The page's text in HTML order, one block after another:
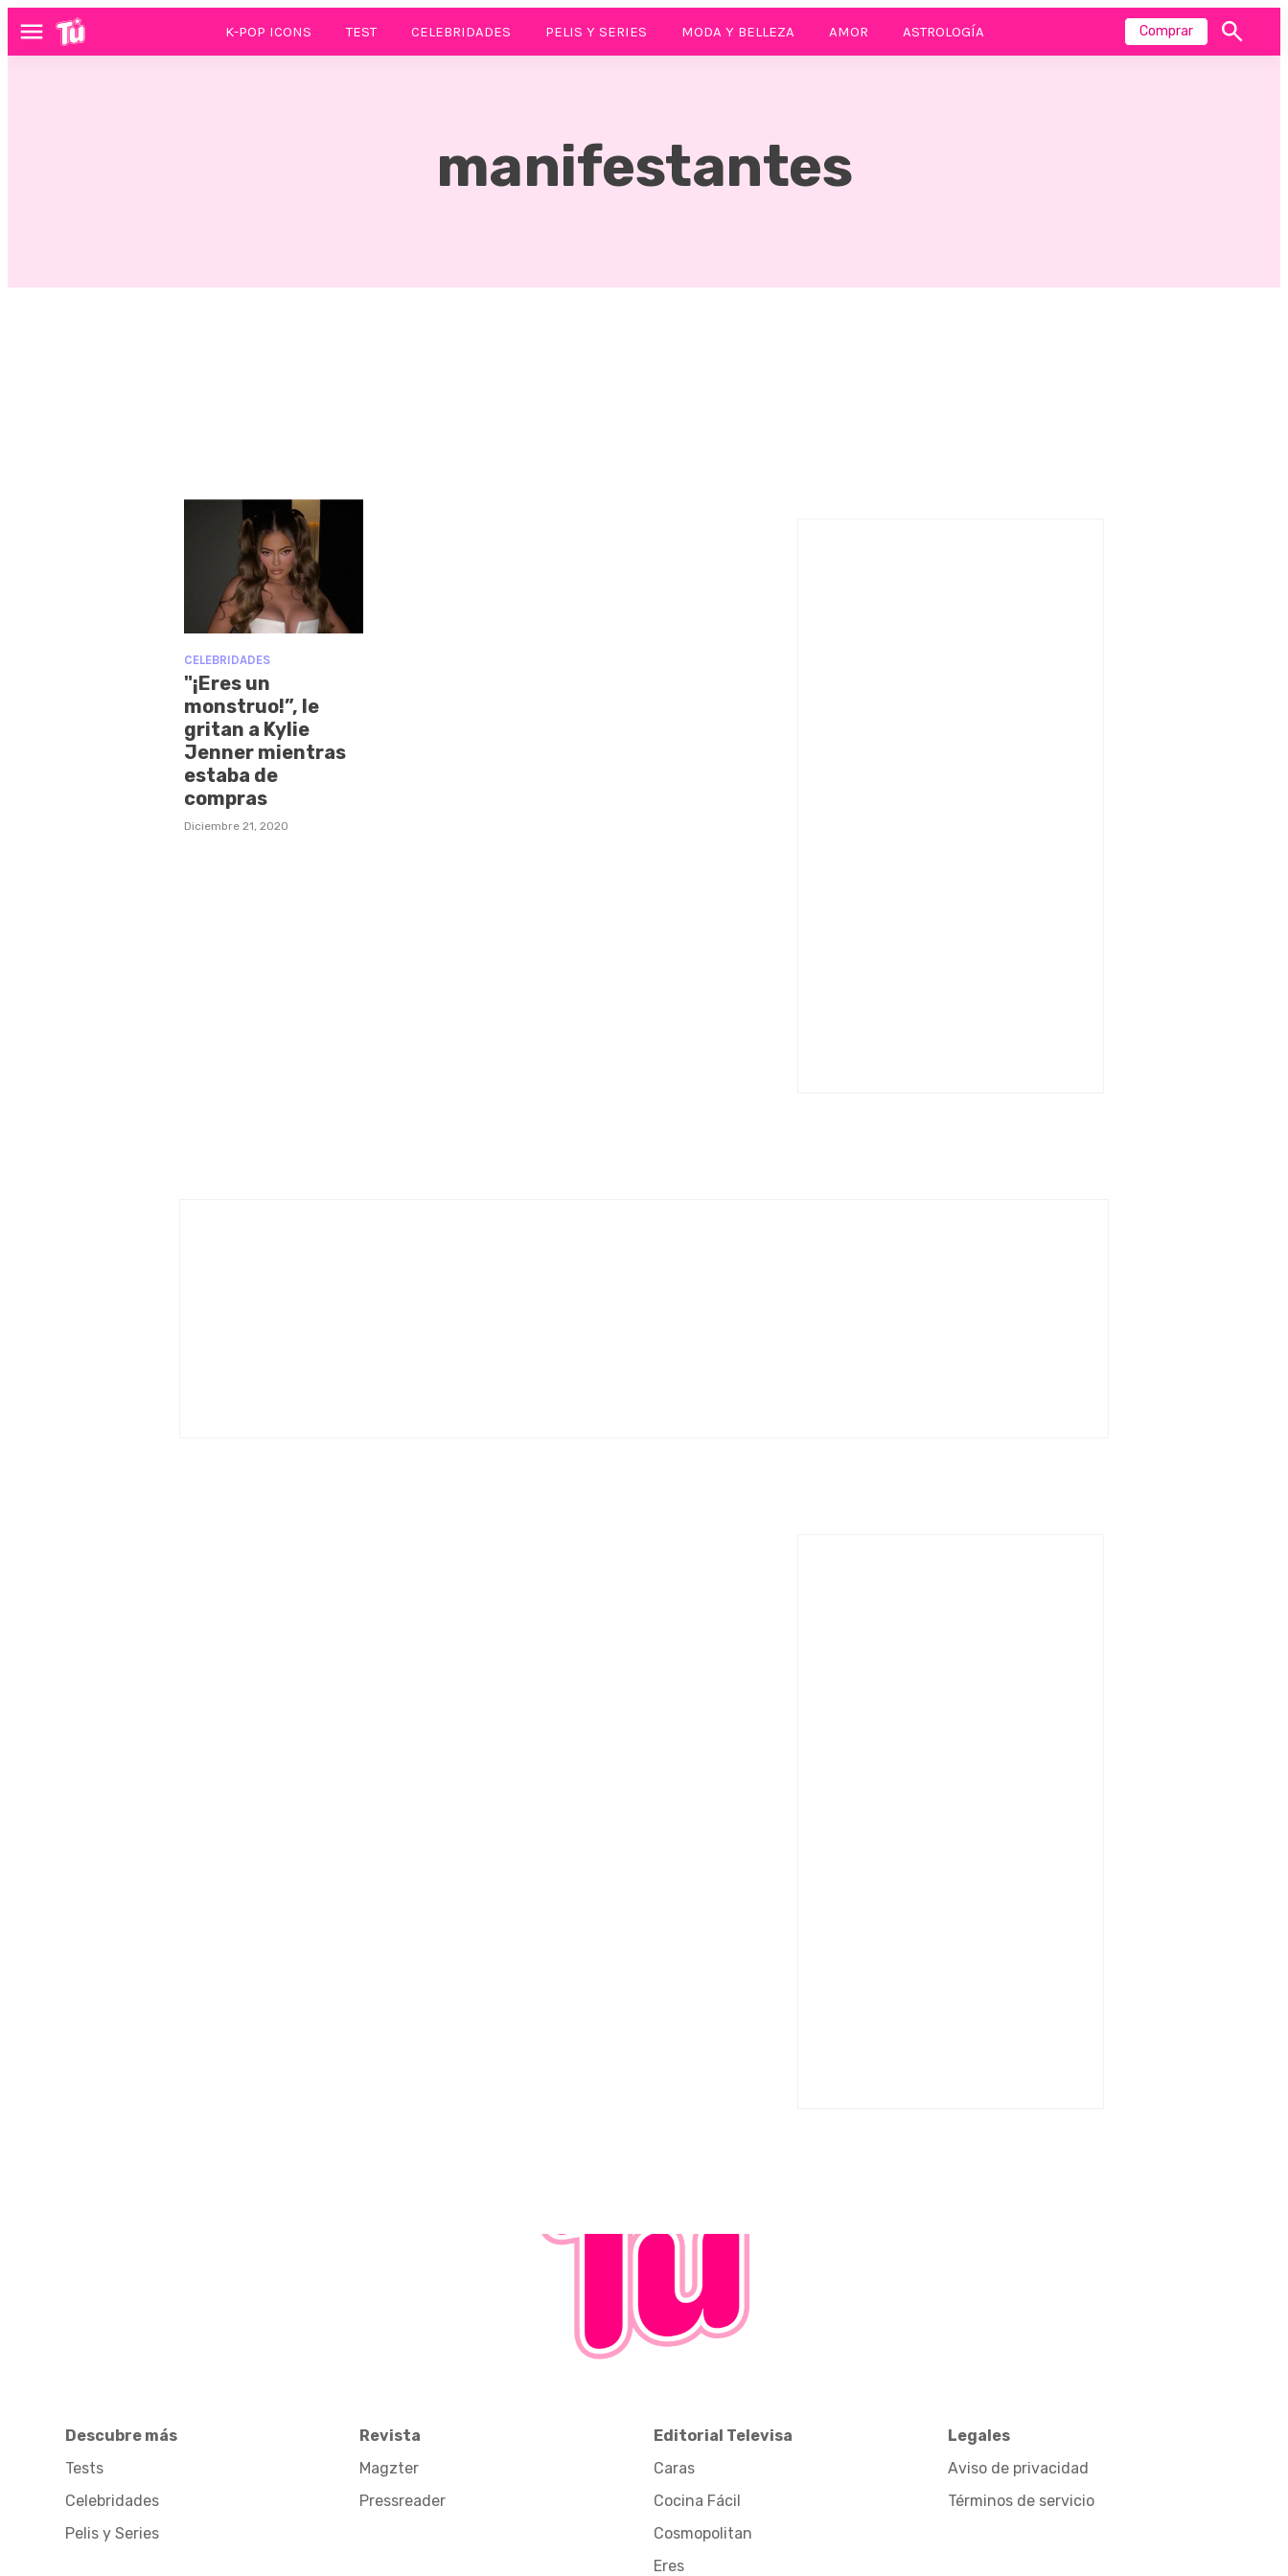
Menú K-POP ICONS TEST CELEBRIDADES PELIS Y SERIES MODA Y BELLEZA AMOR ASTROLOGÍA Comprar
Mostrar
manifestantes
CELEBRIDADES
"¡Eres un
monstruo!”, le
gritan a Kylie
Jenner mientras
estaba de
compras
Diciembre 21, 2020
Descubre más
Tests
Celebridades
Pelis y Series
Revista
Magzter
Pressreader
Editorial Televisa
Caras
Cocina Fácil
Cosmopolitan
Eres
Legales
Aviso de privacidad
Términos de servicio